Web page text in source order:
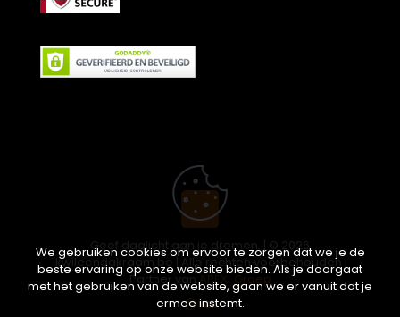
Geef daglicht aan je dromen. | © 2026
ikwileendakraam.be | Alle rechten voorbehouden |
Partner vanAPEX-Groep
We gebruiken cookies om ervoor te zorgen dat we je de
beste ervaring op onze website bieden. Als je doorgaat
met het gebruiken van de website, gaan we er vanuit dat je
ermee instemt.